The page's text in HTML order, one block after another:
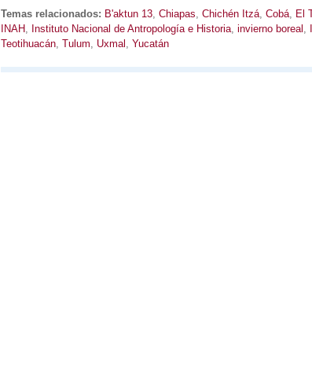
Temas relacionados: B'aktun 13, Chiapas, Chichén Itzá, Cobá, El
INAH, Instituto Nacional de Antropología e Historia, invierno boreal ,
Teotihuacán, Tulum, Uxmal , Yucatán